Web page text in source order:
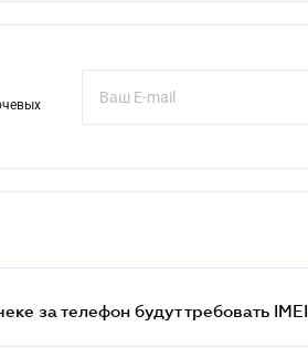
за телефон будут требовать IMEI